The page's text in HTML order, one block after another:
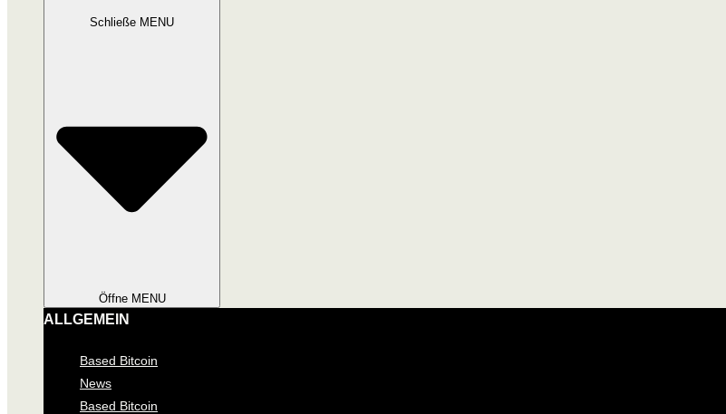
Schließe MENU
Öffne MENU
ALLGEMEIN
Based Bitcoin
News
Based Bitcoin